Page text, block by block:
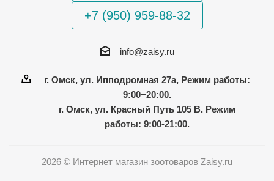
+7 (950) 959-88-32
info@zaisy.ru
г. Омск, ул. Ипподромная 27а, Режим работы:
9:00−20:00.
г. Омск, ул. Красный Путь 105 В. Режим
работы: 9:00-21:00.
2026 © Интернет магазин зоотоваров Zaisy.ru